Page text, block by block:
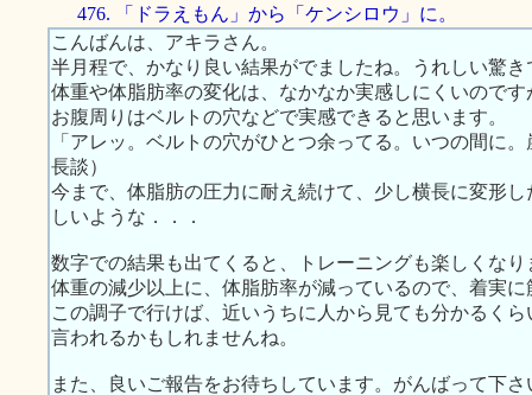
476. 「ドラえもん」から「ケンシロウ」に。
こんばんは、アキラさん。
半月程で、かなり良い結果がでましたね。うれしい驚き
体重や体脂肪率の変化は、なかなか実感しにくいので
お腹周りはベルトの穴などで実感できると思います。
「アレッ。ベルトの穴がひとつ余ってる。いつの間に
長談）
今まで、体脂肪の圧力に耐え続けて、少し横長に変形
しいような．．．
数字での結果も出てくると、トレーニングも楽しくなり
体重の減少以上に、体脂肪率が減っているので、着実
この調子で行けば、近いうちに人から見ても分かるく
言われるかもしれませんね。
また、良いご報告をお待ちしています。がんばって下さ